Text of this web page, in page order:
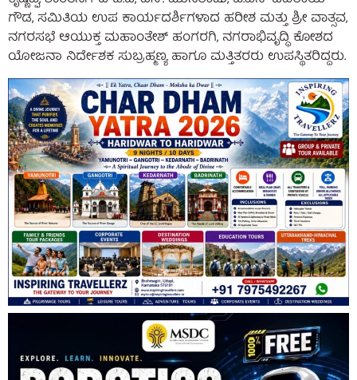
ಗೌಡ, ಸಮಿತಿಯ ಉಪ ಕಾರ್ಯದರ್ಶಿಗಳಾದ ಹರೀಶ ಮತ್ತು ಶ್ರೀ ವಾತ್ಸವ,
ನಗರಸಭೆ ಆಯುಕ್ತ ಮಹಾಂತೇಶ್ ಹಂಗರಗಿ, ನಗರಾಭಿವೃದ್ಧಿ ಕೋಶದ
ಯೋಜನಾ ನಿರ್ದೇಶಕ ಸುಬ್ರಹ್ಮಣ್ಯ ಹಾಗೂ ಮತ್ತಿತರರು ಉಪಸ್ಥಿತರಿದ್ದರು.